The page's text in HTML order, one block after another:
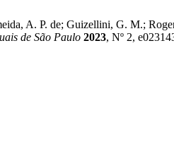
A. P. de; Guizellini, G. M.;
de São Paulo 2023, Nº 2,